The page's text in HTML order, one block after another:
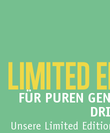
LIMITED
FÜR PUREN
Unsere Limited